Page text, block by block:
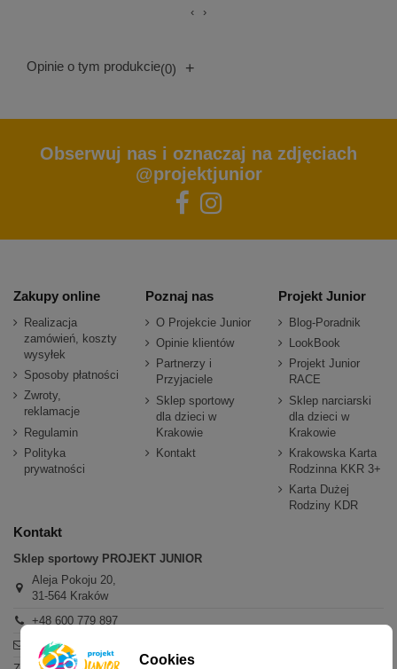
‹ ›
Opinie o tym produkcie(0) +
Obserwuj nas i oznaczaj na zdjęciach
@projektjunior
Zakupy online
Realizacja
zamówień, koszty
wysyłek
Sposoby płatności
Zwroty,
reklamacje
Regulamin
Polityka
prywatności
Poznaj nas
O Projekcie Junior
Opinie klientów
Partnerzy i
Przyjaciele
Sklep sportowy
dla dzieci w
Krakowie
Kontakt
Projekt Junior
Blog-Poradnik
LookBook
Projekt Junior
RACE
Sklep narciarski
dla dzieci w
Krakowie
Krakowska Karta
Rodzinna KKR 3+
Karta Dużej
Rodziny KDR
Kontakt
Sklep sportowy PROJEKT JUNIOR
Aleja Pokoju 20,
31-564 Kraków
+48 600 779 897
sklep@projektjunior.pl
Cookies